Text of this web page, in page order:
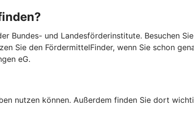
Bundes- und Landesförderinstitute. Besuchen
Sie den FördermittelFinder, wenn Sie schon
eG.
nutzen können. Außerdem finden Sie dort